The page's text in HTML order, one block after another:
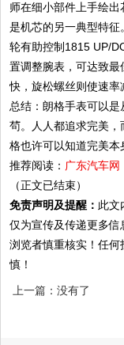
师在细小部件上手绘出
是机芯的另一典型特
轮有助控制1815 UP/
置调整腕表，可达致
快，旋松螺丝则使速率
总结：朗格手表可以
茍。人人都追求完美
格也许可以知道完美本
推荐阅读： 广东汽车网
（正文已结束）
免责声明及提醒： 此文
仅为宣传及传递更多
浏览者慎重核实！任
慎！
上一篇：没有了